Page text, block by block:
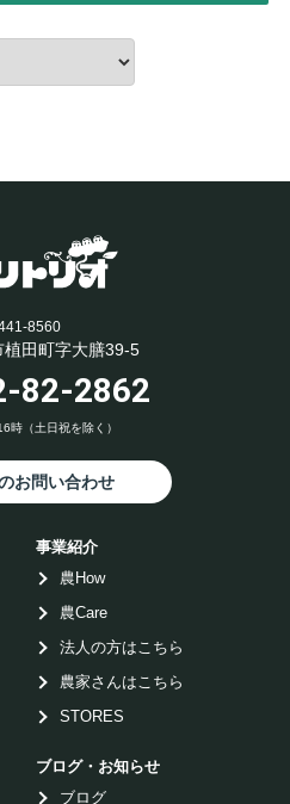
8560
植田町字大膳39-5
82-2862
時（土日祝を除く）
お問い合わせ
事業紹介
農How
農Care
法人の方はこちら
農家さんはこちら
STORES
ブログ・お知らせ
ブログ